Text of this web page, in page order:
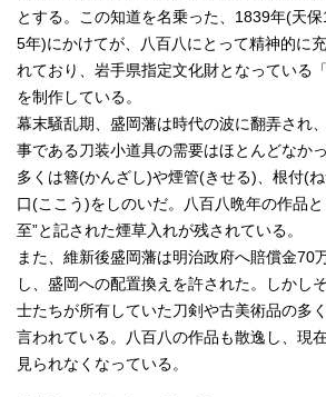
とする。この知道を名乗った、1839年(天
5年)にかけてが、八百八にとって精神的に
れており、岩手県指定文化財となっている
を制作している。
幕末騒乱期、盛岡藩は時代の波に翻弄され
事である刀装小道具の需要はほとんどなか
多くは簪(かんざし)や煙管(きせる)、根付(
口(ここう)をしのいだ。八百八晩年の作品
至”と記された煙草入れが残されている。
また、維新後盛岡藩は明治政府へ賠償金70
し、盛岡への配置換えを許された。しかし
士たちが所有していた刀剣や古美術品の多
言われている。八百八の作品も散逸し、現
見られなくなっている。